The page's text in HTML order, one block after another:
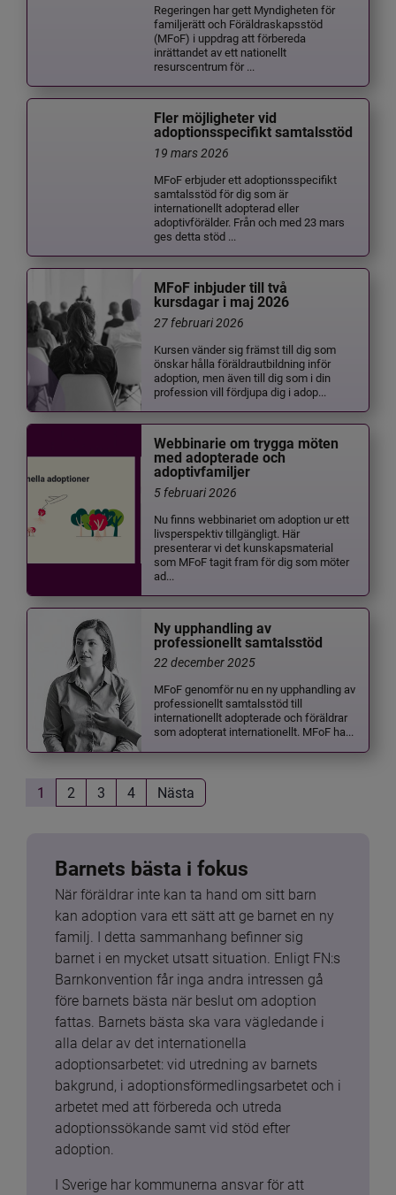
Regeringen har gett Myndigheten för
familjerätt och Föräldraskapsstöd
(MFoF) i uppdrag att förbereda
inrättandet av ett nationellt
resurscentrum för ...
Fler möjligheter vid
adoptionsspecifikt samtalsstöd
19 mars 2026
MFoF erbjuder ett adoptionsspecifikt
samtalsstöd för dig som är
internationellt adopterad eller
adoptivförälder. Från och med 23 mars
ges detta stöd ...
MFoF inbjuder till två
kursdagar i maj 2026
27 februari 2026
Kursen vänder sig främst till dig som
önskar hålla föräldrautbildning inför
adoption, men även till dig som i din
profession vill fördjupa dig i adop...
Webbinarie om trygga möten
med adopterade och
adoptivfamiljer
5 februari 2026
Nu finns webbinariet om adoption ur ett
livsperspektiv tillgängligt. Här
presenterar vi det kunskapsmaterial
som MFoF tagit fram för dig som möter
ad...
Ny upphandling av
professionellt samtalsstöd
22 december 2025
MFoF genomför nu en ny upphandling av
professionellt samtalsstöd till
internationellt adopterade och föräldrar
som adopterat internationellt. MFoF ha...
1 2 3 4 Nästa
Barnets bästa i fokus
När föräldrar inte kan ta hand om sitt barn
kan adoption vara ett sätt att ge barnet en ny
familj. I detta sammanhang befinner sig
barnet i en mycket utsatt situation. Enligt FN:s
Barnkonvention får inga andra intressen gå
före barnets bästa när beslut om adoption
fattas. Barnets bästa ska vara vägledande i
alla delar av det internationella
adoptionsarbetet: vid utredning av barnets
bakgrund, i adoptionsförmedlingsarbetet och i
arbetet med att förbereda och utreda
adoptionssökande samt vid stöd efter
adoption.
I Sverige har kommunerna ansvar för att